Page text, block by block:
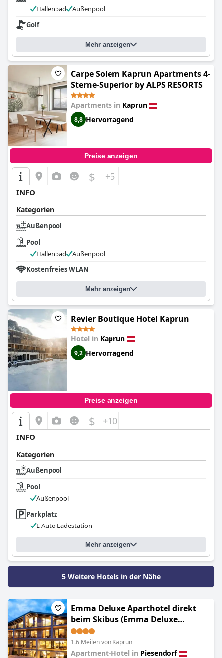
Hallenbad
Außenpool
Golf
Mehr anzeigen
Carpe Solem Kaprun Apartments 4-
Sterne-Superior by ALPS RESORTS
Apartments in Kaprun
8,8 Hervorragend
Preise anzeigen
$ +5
INFO
Kategorien
Außenpool
Pool
Hallenbad
Außenpool
Kostenfreies WLAN
Mehr anzeigen
Revier Boutique Hotel Kaprun
Hotel in Kaprun
9,2 Hervorragend
Preise anzeigen
$ +10
INFO
Kategorien
Außenpool
Pool
Außenpool
Parkplatz
E Auto Ladestation
Mehr anzeigen
5 Weitere Hotels in der Nähe
Emma Deluxe Aparthotel direkt
beim Skibus (Emma Deluxe
Aparthotel, Aircondition,
ganzjährig beheizter Außenpool &
Skibus direkt vor der Tür)
1.6 Meilen von Kaprun
Apartment-Hotel in Piesendorf